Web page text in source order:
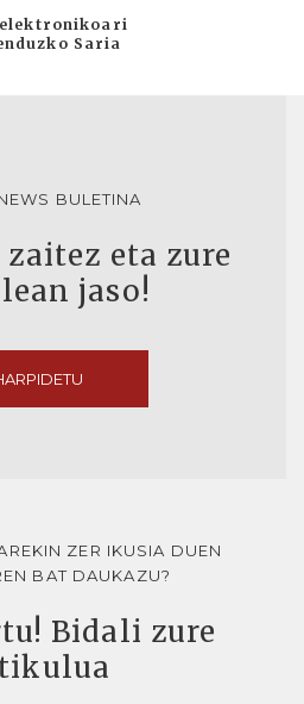
Saria
BULETINA
eta zure
jaso!
ZER IKUSIA DUEN
BAT DAUKAZU?
Bidali zure